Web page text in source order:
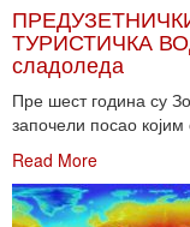
ТУРИСТИЧКА
сладоледа
Пре шест година су
започели посао
Read More